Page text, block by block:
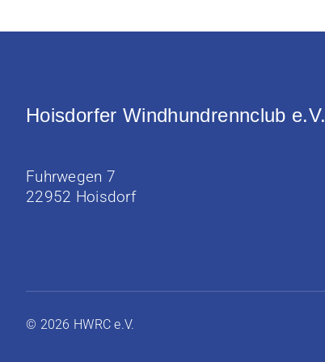
Hoisdorfer Windhundrennclub e.V.
Fuhrwegen 7
22952 Hoisdorf
© 2026 HWRC e.V.